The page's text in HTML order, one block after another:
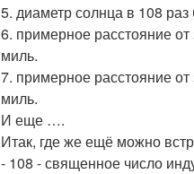
5. диаметр солнца в 108
6. примерное расстояние
миль.
7. примерное расстояние
миль.
И еще ….
Итак, где же ещё можно
- 108 - священное число